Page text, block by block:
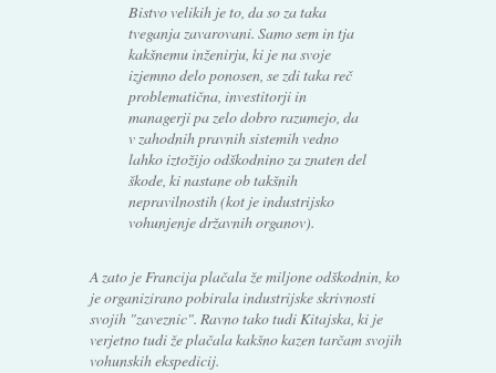
Bistvo velikih je to, da so za taka
tveganja zavarovani. Samo sem in tja
kakšnemu inženirju, ki je na svoje
izjemno delo ponosen, se zdi taka reč
problematična, investitorji in
managerji pa zelo dobro razumejo, da
v zahodnih pravnih sistemih vedno
lahko iztožijo odškodnino za znaten del
škode, ki nastane ob takšnih
nepravilnostih (kot je industrijsko
vohunjenje državnih organov).
A zato je Francija plačala že miljone odškodnin, ko
je organizirano pobirala industrijske skrivnosti
svojih "zaveznic". Ravno tako tudi Kitajska, ki je
verjetno tudi že plačala kakšno kazen tarčam svojih
vohunskih ekspedicij.